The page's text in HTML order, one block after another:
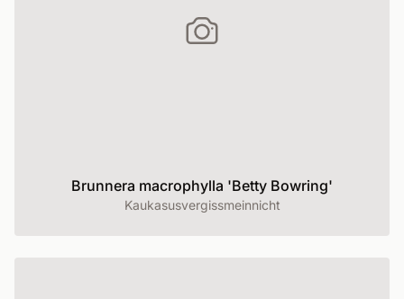
Brunnera macrophylla 'Betty Bowring'
Kaukasusvergissmeinnicht